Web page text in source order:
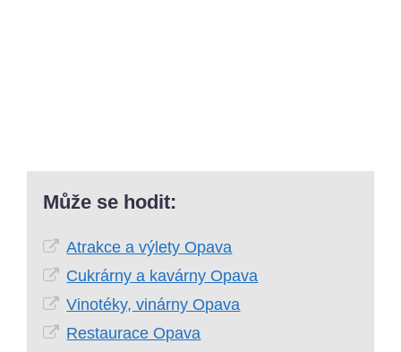
Může se hodit:
Atrakce a výlety Opava
Cukrárny a kavárny Opava
Vinotéky, vinárny Opava
Restaurace Opava